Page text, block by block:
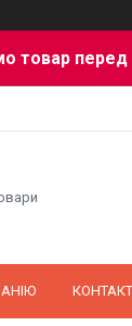
товар перед